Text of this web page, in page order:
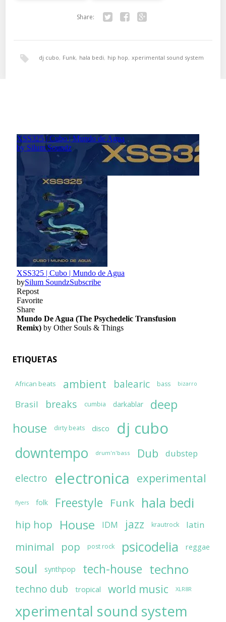
Share:
dj cubo, Funk, hala bedi, hip hop, xperimental sound system
ETIQUETAS
African beats ambient balearic bass bizarro
Brasil breaks cumbia darkablar
deep
house
dirty beats disco dj cubo
downtempo drum'n'bass Dub dubstep
electro electronica experimental
flyers folk Freestyle Funk hala bedi
hip hop House IDM jazz krautrock latin
minimal pop post rock psicodelia reggae
soul synthpop tech-house techno
techno dub tropical world music XLR8R
xperimental sound system